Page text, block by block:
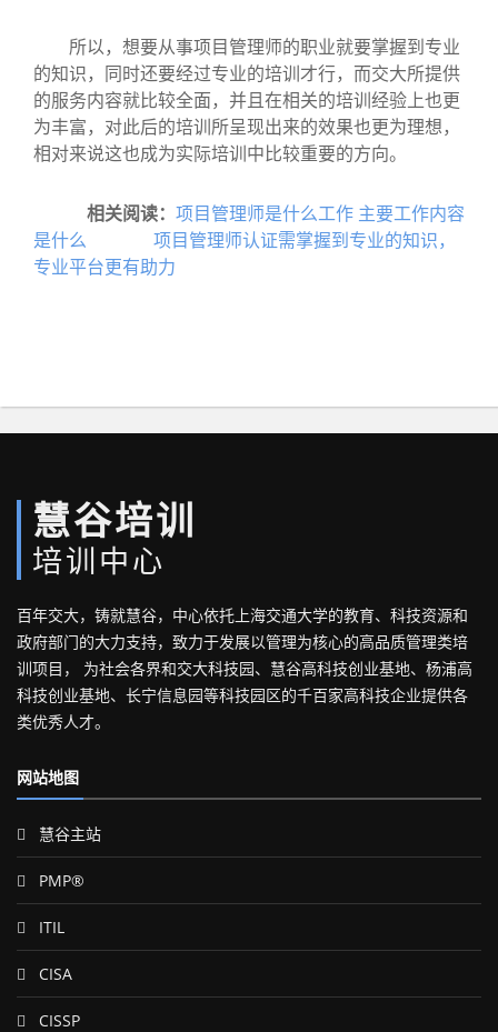
所以，想要从事项目管理师的职业就要掌握到专业
的知识，同时还要经过专业的培训才行，而交大所提供
的服务内容就比较全面，并且在相关的培训经验上也更
为丰富，对此后的培训所呈现出来的效果也更为理想，
相对来说这也成为实际培训中比较重要的方向。
相关阅读： 项目管理师是什么工作 主要工作内容
是什么
项目管理师认证需掌握到专业的知识，
专业平台更有助力
慧谷培训
培训中心
百年交大，铸就慧谷，中心依托上海交通大学的教育、科技资源和
政府部门的大力支持，致力于发展以管理为核心的高品质管理类培
训项目， 为社会各界和交大科技园、慧谷高科技创业基地、杨浦高
科技创业基地、长宁信息园等科技园区的千百家高科技企业提供各
类优秀人才。
网站地图
慧谷主站
PMP®
ITIL
CISA
CISSP